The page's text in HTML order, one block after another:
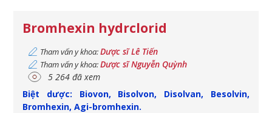
Bromhexin hydrclorid
Tham vấn y khoa:Dược sĩ Lê Tiến
Tham vấn y khoa:Dược sĩ Nguyễn Quỳnh
5 264 đã xem
Biệt dược: Biovon, Bisolvon, Disolvan, Besolvin,
Bromhexin, Agi-bromhexin.